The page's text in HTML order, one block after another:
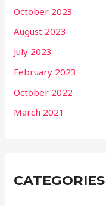
October 2023
August 2023
July 2023
February 2023
October 2022
March 2021
CATEGORIES